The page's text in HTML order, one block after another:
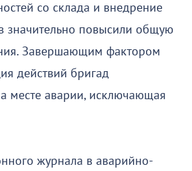
со склада и внедрение
значительно повысили общую
Завершающим фактором
действий бригад
месте аварии, исключающая
журнала в аварийно-